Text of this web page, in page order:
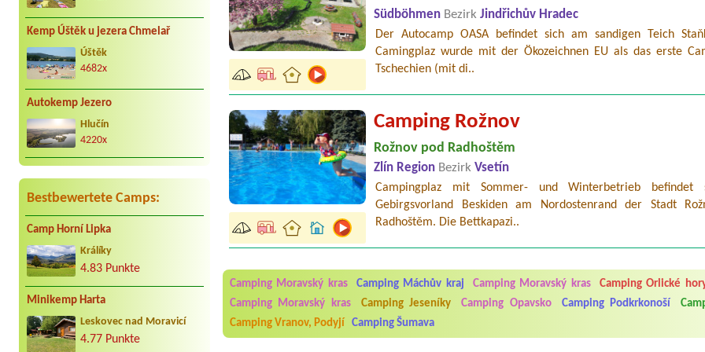
Kemp Úštěk u jezera Chmelař
Úštěk
4682x
Autokemp Jezero
Hlučín
4220x
Bestbewertete Camps:
Camp Horní Lipka
Králíky
4.83 Punkte
Minikemp Harta
Leskovec nad Moravicí
4.77 Punkte
Südböhmen Bezirk Jindřichův Hradec
Der Autocamp OASA befindet sich am sandigen Teich
Camingplaz wurde mit der Ökozeichnen EU als das erste
Tschechien (mit di..
Camping Rožnov
Rožnov pod Radhoštěm
Zlín Region Bezirk Vsetín
Campingplaz mit Sommer- und Winterbetrieb befindet
Gebirgsvorland Beskiden am Nordostenrand der Stadt
Radhoštěm. Die Bettkapazi..
Camping Moravský kras Camping Máchův kraj Camping Moravský kras Camping Orlické
Camping Moravský kras
Camping Jeseníky Camping Opavsko Camping Podkrkonoší
Camping Vranov, Podyjí
Camping Šumava
Aneta Melicharová***
utěrky, což při množství návštěvníků není samozřejmost. V kempu je obchod a restaurace, kebab a
velice zklamalo byl celodenní hluk z repráků u stanů a absolutní bezohlednost ostatních
jak na pouti- z každého koutu hrála jiná hudba.Kemp pěkný, ale takový rámus jsme ještě nezažili...
Jana*****
Chtěli jsme být týden,byli jsme dva. Na začátku prázdnin. Přijeli jsme karavanem. Klid pohoda